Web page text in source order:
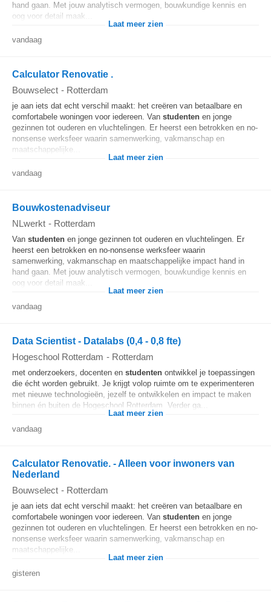
hand gaan. Met jouw analytisch vermogen, bouwkundige kennis en
oog voor detail maak...
Laat meer zien
vandaag
Calculator Renovatie .
Bouwselect - Rotterdam
je aan iets dat echt verschil maakt: het creëren van betaalbare en
comfortabele woningen voor iedereen. Van studenten en jonge
gezinnen tot ouderen en vluchtelingen. Er heerst een betrokken en no-
nonsense werksfeer waarin samenwerking, vakmanschap en
maatschappelijke...
Laat meer zien
vandaag
Bouwkostenadviseur
NLwerkt - Rotterdam
Van studenten en jonge gezinnen tot ouderen en vluchtelingen. Er
heerst een betrokken en no-nonsense werksfeer waarin
samenwerking, vakmanschap en maatschappelijke impact hand in
hand gaan. Met jouw analytisch vermogen, bouwkundige kennis en
oog voor detail maak...
Laat meer zien
vandaag
Data Scientist - Datalabs (0,4 - 0,8 fte)
Hogeschool Rotterdam - Rotterdam
met onderzoekers, docenten en studenten ontwikkel je toepassingen
die écht worden gebruikt. Je krijgt volop ruimte om te experimenteren
met nieuwe technologieën, jezelf te ontwikkelen en impact te maken
binnen én buiten de Hogeschool Rotterdam. Verder ga...
Laat meer zien
vandaag
Calculator Renovatie. - Alleen voor inwoners van
Nederland
Bouwselect - Rotterdam
je aan iets dat echt verschil maakt: het creëren van betaalbare en
comfortabele woningen voor iedereen. Van studenten en jonge
gezinnen tot ouderen en vluchtelingen. Er heerst een betrokken en no-
nonsense werksfeer waarin samenwerking, vakmanschap en
maatschappelijke...
Laat meer zien
gisteren